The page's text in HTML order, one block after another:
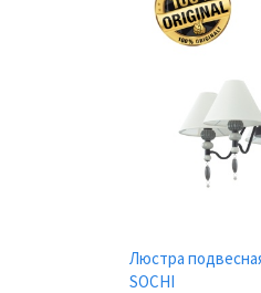
Люстра
SOCHI